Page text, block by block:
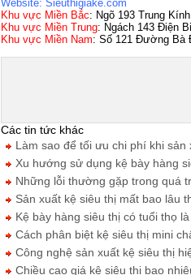
Website: Sieuthigiake.com
Khu vực Miền Bắc: Ngõ 193 Trung
Khu vực Miền Trung: Ngách 143 Điện
Khu vực Miền Nam: Số 121 Đường Bà
Các tin tức khác
Làm sao để tối ưu chi phí khi sản
Xu hướng sử dụng kệ bày hàng
Những lỗi thường gặp trong quá
Sản xuất kệ siêu thị mất bao lâu
Kệ bày hàng siêu thị có tuổi thọ
Cách phân biệt kệ siêu thị mini
Công nghệ sản xuất kệ siêu thị
Chiều cao giá kệ siêu thị bao